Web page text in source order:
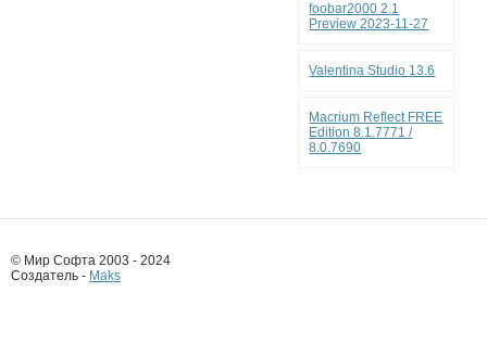
foobar2000 2.1
Preview 2023-11-27
Valentina Studio 13.6
Macrium Reflect FREE
Edition 8.1.7771 /
8.0.7690
© Мир Софта 2003 - 2024
Создатель - Maks